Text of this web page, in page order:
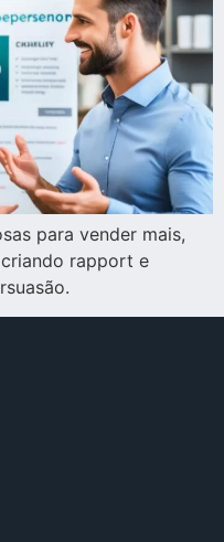
para vender mais,
rapport e